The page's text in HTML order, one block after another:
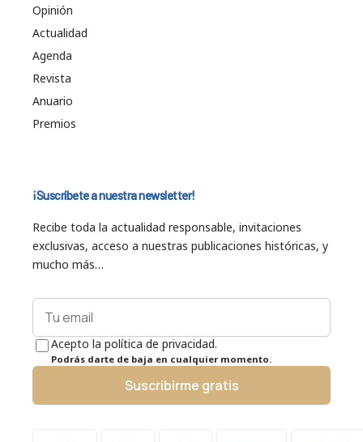
Opinión
Actualidad
Agenda
Revista
Anuario
Premios
¡Suscríbete a nuestra newsletter!
Recibe toda la actualidad responsable, invitaciones
exclusivas, acceso a nuestras publicaciones históricas, y
mucho más…
Acepto la política de privacidad.
Podrás darte de baja en cualquier momento.
Suscribirme gratis